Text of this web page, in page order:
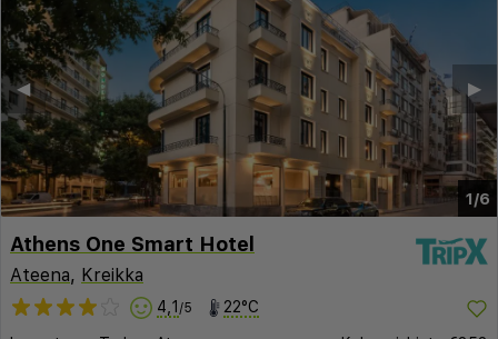
1/6
▶︎
◀︎
Athens One Smart Hotel
Ateena, Kreikka
4,1 /5 22°C